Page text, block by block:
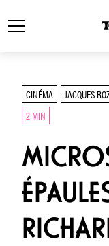
CINÉMA JACQUES
2 MIN